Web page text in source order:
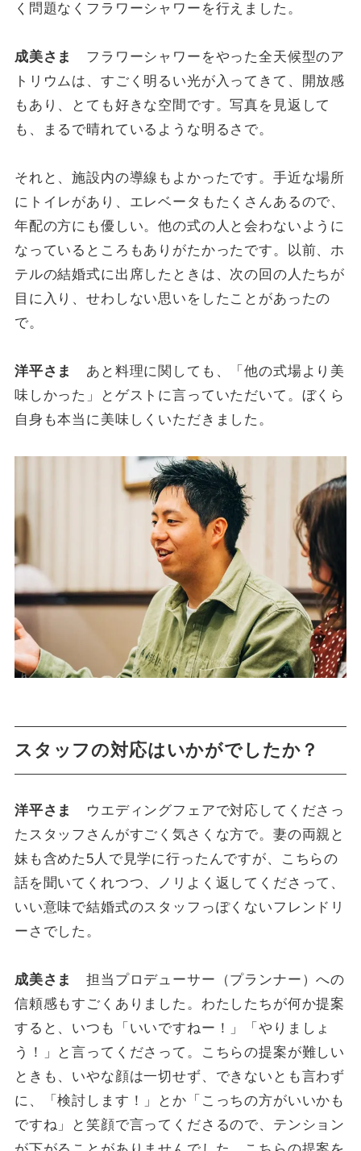
く問題なくフラワーシャワーを行えました。
成美さま
フラワーシャワーをやった全天候型のア
トリウムは、すごく明るい光が入ってきて、開放感
もあり、とても好きな空間です。写真を見返して
も、まるで晴れているような明るさで。
それと、施設内の導線もよかったです。手近な場所
にトイレがあり、エレベータもたくさんあるので、
年配の方にも優しい。他の式の人と会わないように
なっているところもありがたかったです。以前、ホ
テルの結婚式に出席したときは、次の回の人たちが
目に入り、せわしない思いをしたことがあったの
で。
洋平さま
あと料理に関しても、「他の式場より美
味しかった」とゲストに言っていただいて。ぼくら
自身も本当に美味しくいただきました。
スタッフの対応はいかがでしたか？
洋平さま
ウエディングフェアで対応してくださっ
たスタッフさんがすごく気さくな方で。妻の両親と
妹も含めた5人で見学に行ったんですが、こちらの
話を聞いてくれつつ、ノリよく返してくださって、
いい意味で結婚式のスタッフっぽくないフレンドリ
ーさでした。
成美さま
担当プロデューサー（プランナー）への
信頼感もすごくありました。わたしたちが何か提案
すると、いつも「いいですねー！」「やりましょ
う！」と言ってくださって。こちらの提案が難しい
ときも、いやな顔は一切せず、できないとも言わず
に、「検討します！」とか「こっちの方がいいかも
ですね」と笑顔で言ってくださるので、テンション